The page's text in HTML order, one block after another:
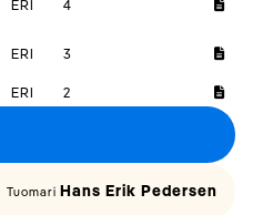
ERI 4
ERI 3
ERI 2
Tuomari Hans Erik Pedersen